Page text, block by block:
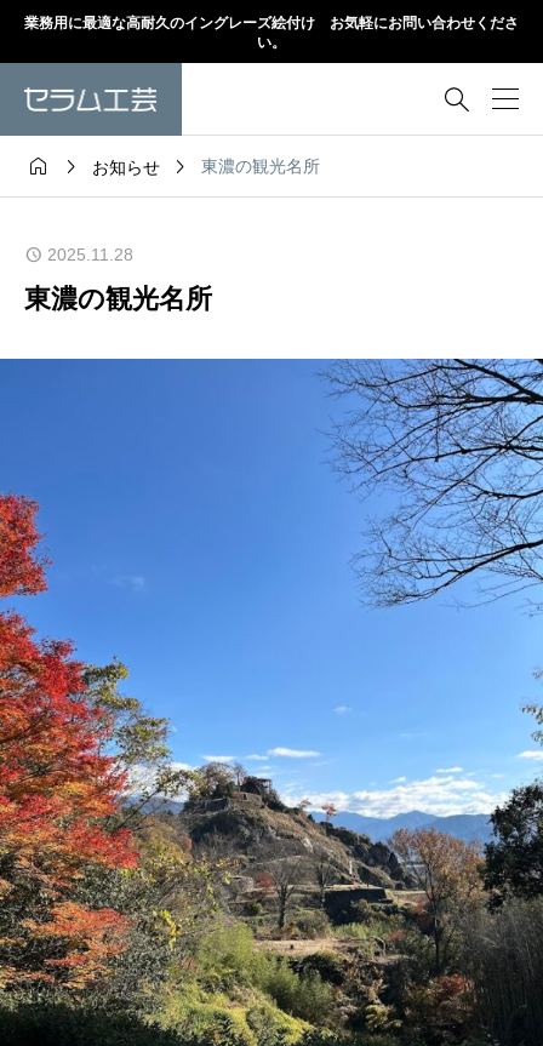
業務用に最適な高耐久のイングレーズ絵付け お気軽にお問い合わせくださ
い。

  お知らせ  東濃の観光名所
2025.11.28
東濃の観光名所